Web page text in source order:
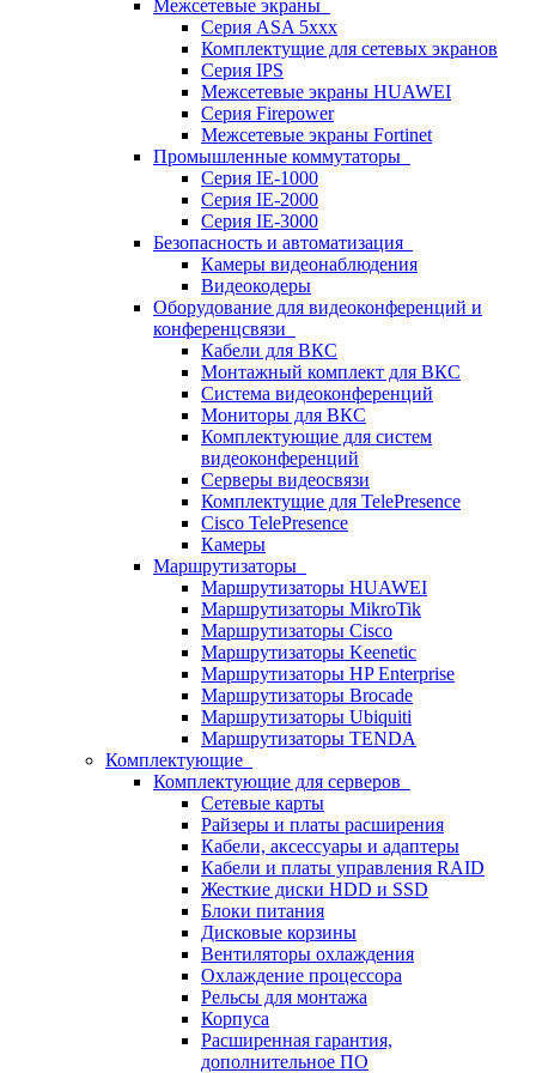
Межсетевые экраны
Серия ASA 5xxx
Комплектущие для сетевых экранов
Серия IPS
Межсетевые экраны HUAWEI
Серия Firepower
Межсетевые экраны Fortinet
Промышленные коммутаторы
Серия IE-1000
Серия IE-2000
Серия IE-3000
Безопасность и автоматизация
Камеры видеонаблюдения
Видеокодеры
Оборудование для видеоконференций и
конференцсвязи
Кабели для ВКС
Монтажный комплект для ВКС
Система видеоконференций
Мониторы для ВКС
Комплектующие для систем
видеоконференций
Серверы видеосвязи
Комплектущие для TelePresence
Cisco TelePresence
Камеры
Маршрутизаторы
Маршрутизаторы HUAWEI
Маршрутизаторы MikroTik
Маршрутизаторы Cisco
Маршрутизаторы Keenetic
Маршрутизаторы HP Enterprise
Маршрутизаторы Brocade
Маршрутизаторы Ubiquiti
Маршрутизаторы TENDA
Комплектующие
Комплектующие для серверов
Сетевые карты
Райзеры и платы расширения
Кабели, аксессуары и адаптеры
Кабели и платы управления RAID
Жесткие диски HDD и SSD
Блоки питания
Дисковые корзины
Вентиляторы охлаждения
Охлаждение процессора
Рельсы для монтажа
Корпуса
Расширенная гарантия,
дополнительное ПО